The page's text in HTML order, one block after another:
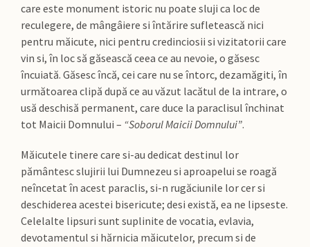
care este monument istoric nu poate sluji ca loc de
reculegere, de mângâiere si întărire sufletească nici
pentru măicute, nici pentru credinciosii si vizitatorii care
vin si, în loc să găsească ceea ce au nevoie, o găsesc
încuiată. Găsesc încă, cei care nu se întorc, dezamăgiti, în
următoarea clipă după ce au văzut lacătul de la intrare, o
usă deschisă permanent, care duce la paraclisul închinat
tot Maicii Domnului – “Soborul Maicii Domnului”.
Măicutele tinere care si-au dedicat destinul lor
pământesc slujirii lui Dumnezeu si aproapelui se roagă
neîncetat în acest paraclis, si-n rugăciunile lor cer si
deschiderea acestei bisericute; desi există, ea ne lipseste.
Celelalte lipsuri sunt suplinite de vocatia, evlavia,
devotamentul si hărnicia măicutelor, precum si de